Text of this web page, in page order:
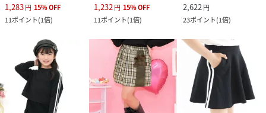
1,283円 15%OFF
11ポイント(1倍)
1,232円 15%OFF
11ポイント(1倍)
2,622円
23ポイント(1倍)